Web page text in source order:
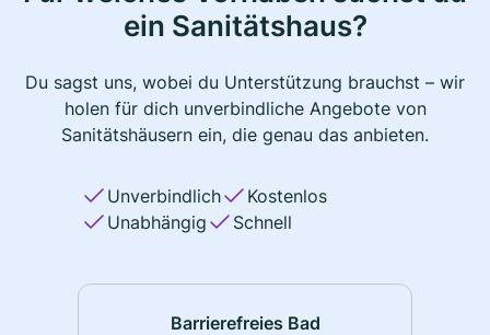
ein Sanitätshaus?
Du sagst uns, wobei du Unterstützung brauchst – wir
holen für dich unverbindliche Angebote von
Sanitätshäusern ein, die genau das anbieten.
Unverbindlich
Kostenlos
Unabhängig
Schnell
Barrierefreies Bad